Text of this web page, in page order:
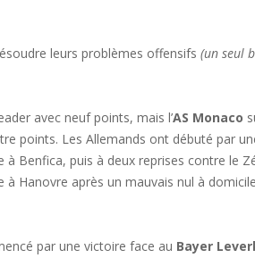
leurs problèmes offensifs (un seul
avec neuf points, mais l’AS Monaco
points. Les Allemands ont débuté par
Benfica, puis à deux reprises contre le
Hanovre après un mauvais nul à
par une victoire face au Bayer